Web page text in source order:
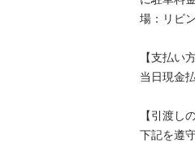
場：リビ
【⽀払い
当日現金
【引渡し
下記を遵